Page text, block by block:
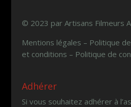
© 2023 par Artisans Filmeurs
Mentions légales – Politique
et conditions – Politique de
Adhérer
Si vous souhaitez adhérer à